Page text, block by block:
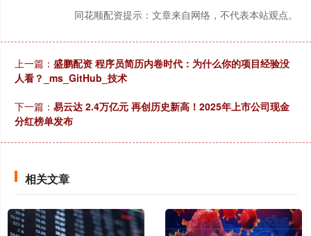
同花顺配资提示：文章来自网络，不代表本站观点。
上一篇： 盛鹏配资 程序员简历内卷时代：为什么你的项目经验没
人看？_ms_GitHub_技术
下一篇： 易云达 2.4万亿元 再创历史新高！2025年上市公司现金
分红榜单发布
相关文章